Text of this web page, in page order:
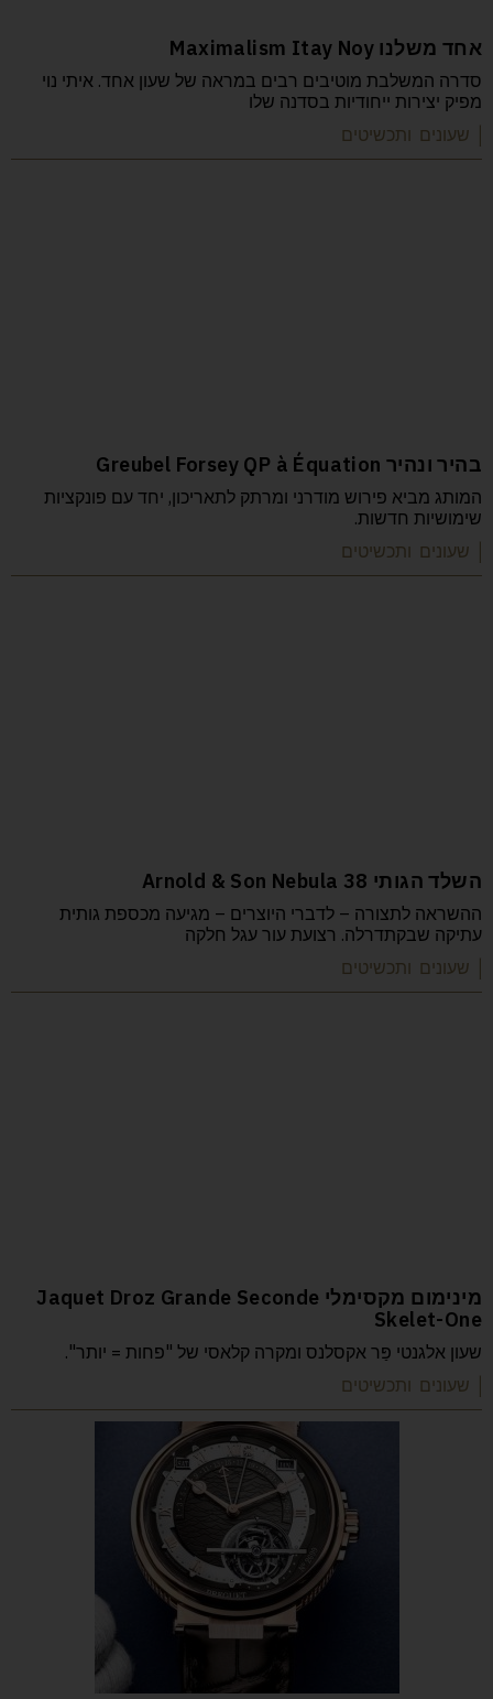
אחד משלנו Maximalism Itay Noy
סדרה המשלבת מוטיבים רבים במראה של שעון אחד. איתי נוי
מפיק יצירות ייחודיות בסדנה שלו
| שעונים ותכשיטים
בהיר ונהיר Greubel Forsey QP à Équation
המותג מביא פירוש מודרני ומרתק לתאריכון, יחד עם פונקציות
שימושיות חדשות.
| שעונים ותכשיטים
השלד הגותי Arnold & Son Nebula 38
ההשראה לתצורה – לדברי היוצרים – מגיעה מכספת גותית
עתיקה שבקתדרלה. רצועת עור עגל חלקה
| שעונים ותכשיטים
מינימום מקסימלי Jaquet Droz Grande Seconde
Skelet-One
שעון אלגנטי פַּר אקסלנס ומקרה קלאסי של "פחות = יותר".
| שעונים ותכשיטים